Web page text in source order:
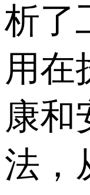
析了
用在
康和
法，